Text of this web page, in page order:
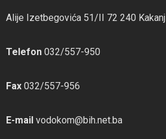
Alije Izetbegovića 51/II 72 240 Kakanj
Telefon 032/557-950
Fax 032/557-956
E-mail vodokom@bih.net.ba